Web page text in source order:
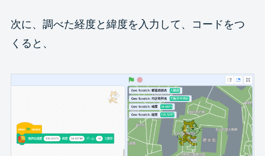
次に、調べた経度と緯度を入力して、コードをつ
くると、